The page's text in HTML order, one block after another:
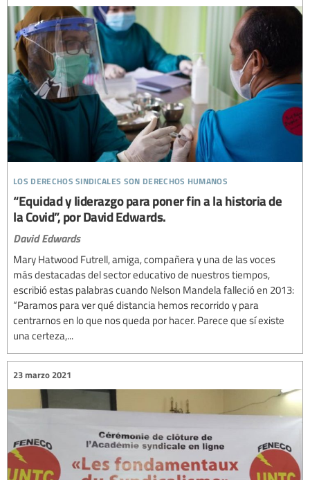
los derechos sindicales son derechos humanos
“Equidad y liderazgo para poner fin a la historia de
la Covid”, por David Edwards.
David Edwards
Mary Hatwood Futrell, amiga, compañera y una de las voces
más destacadas del sector educativo de nuestros tiempos,
escribió estas palabras cuando Nelson Mandela falleció en 2013:
“Paramos para ver qué distancia hemos recorrido y para
centrarnos en lo que nos queda por hacer. Parece que sí existe
una certeza,...
23 marzo 2021